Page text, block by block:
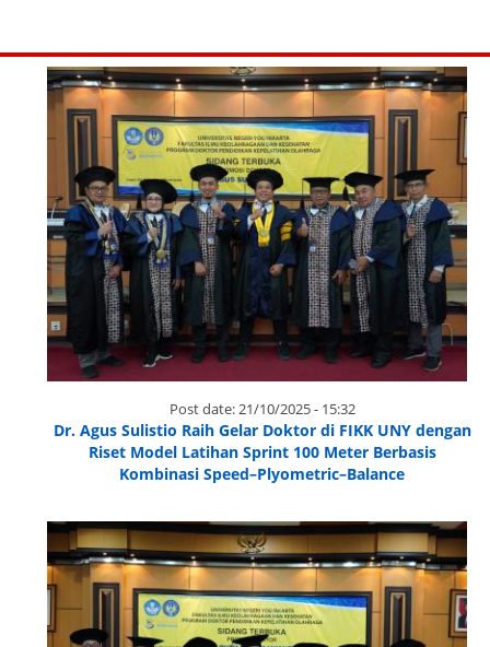
Post date:21/10/2025 - 15:32
Dr. Agus Sulistio Raih Gelar Doktor di FIKK UNY dengan
Riset Model Latihan Sprint 100 Meter Berbasis
Kombinasi Speed–Plyometric–Balance